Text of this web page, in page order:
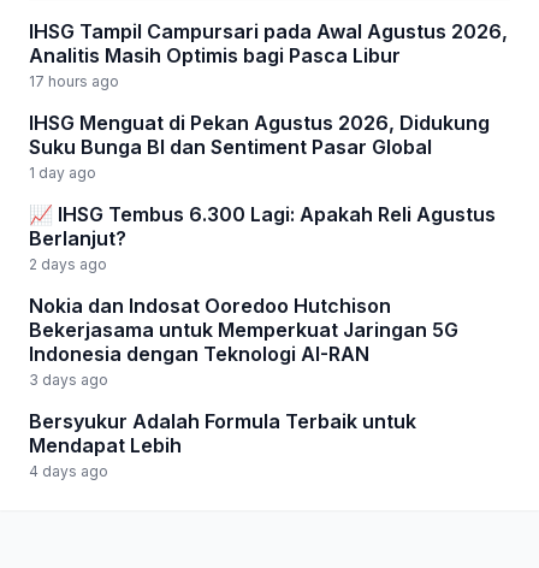
IHSG Tampil Campursari pada Awal Agustus 2026,
Analitis Masih Optimis bagi Pasca Libur
17 hours ago
IHSG Menguat di Pekan Agustus 2026, Didukung
Suku Bunga BI dan Sentiment Pasar Global
1 day ago
📈 IHSG Tembus 6.300 Lagi: Apakah Reli Agustus
Berlanjut?
2 days ago
Nokia dan Indosat Ooredoo Hutchison
Bekerjasama untuk Memperkuat Jaringan 5G
Indonesia dengan Teknologi AI-RAN
3 days ago
Bersyukur Adalah Formula Terbaik untuk
Mendapat Lebih
4 days ago